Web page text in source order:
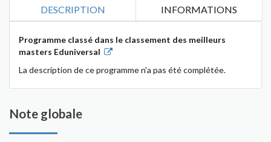
DESCRIPTION INFORMATIONS
Programme classé dans le classement des meilleurs
masters Eduniversal
La description de ce programme n'a pas été complétée.
Note globale